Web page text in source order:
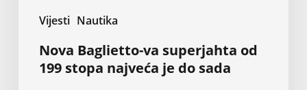
Vijesti Nautika
Nova Baglietto-va superjahta od
199 stopa najveća je do sada